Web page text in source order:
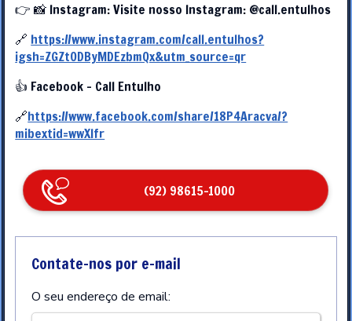
👉 📸 Instagram: Visite nosso Instagram: @call.entulhos
🔗 https://www.instagram.com/call.entulhos?
igsh=ZGZtODByMDEzbmQx&utm_source=qr
👍 Facebook – Call Entulho
🔗https://www.facebook.com/share/18P4Aracva/?
mibextid=wwXIfr
(92) 98615-1000
Contate-nos por e-mail
O seu endereço de email: